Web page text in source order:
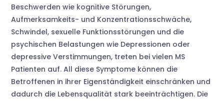
Beschwerden wie kognitive Störungen,
Aufmerksamkeits- und Konzentrationsschwäche,
Schwindel, sexuelle Funktionsstörungen und die
psychischen Belastungen wie Depressionen oder
depressive Verstimmungen, treten bei vielen MS
Patienten auf. All diese Symptome können die
Betroffenen in ihrer Eigenständigkeit einschränken und
dadurch die Lebensqualität stark beeinträchtigen. Die